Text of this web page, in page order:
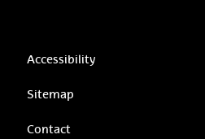
Accessibility
Sitemap
Contact